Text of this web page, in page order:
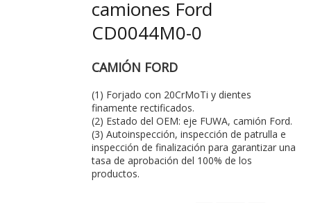
camiones Ford
CD0044M0-0
CAMIÓN FORD
(1) Forjado con 20CrMoTi y dientes
finamente rectificados.
(2) Estado del OEM: eje FUWA, camión Ford.
(3) Autoinspección, inspección de patrulla e
inspección de finalización para garantizar una
tasa de aprobación del 100% de los
productos.